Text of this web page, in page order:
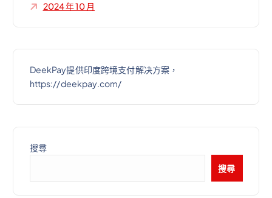
2024 年 10 月
DeekPay提供印度跨境支付解决方案，
https://deekpay.com/
搜尋
搜尋